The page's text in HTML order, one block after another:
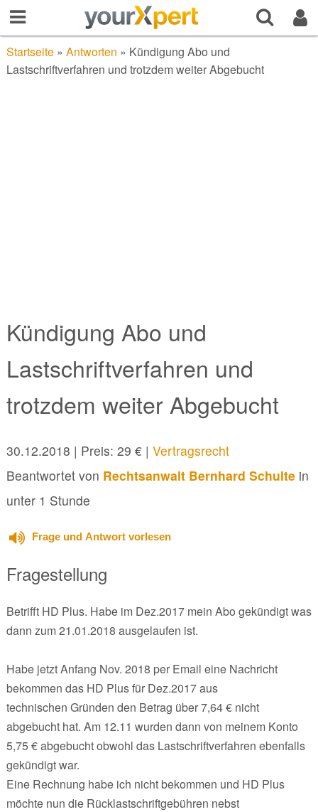
Startseite» Antworten » Kündigung Abo und
Lastschriftverfahren und trotzdem weiter Abgebucht
Kündigung Abo und
Lastschriftverfahren und
trotzdem weiter Abgebucht
30.12.2018 | Preis: 29 € | Vertragsrecht
Beantwortet von Rechtsanwalt Bernhard Schultein
unter 1 Stunde
Frage und Antwort vorlesen
Fragestellung
Betrifft HD Plus. Habe im Dez.2017 mein Abo gekündigt was
dann zum 21.01.2018 ausgelaufen ist.
Habe jetzt Anfang Nov. 2018 per Email eine Nachricht
bekommen das HD Plus für Dez.2017 aus
technischen Gründen den Betrag über 7,64 € nicht
abgebucht hat. Am 12.11 wurden dann von meinem Konto
5,75 € abgebucht obwohl das Lastschriftverfahren ebenfalls
gekündigt war.
Eine Rechnung habe ich nicht bekommen und HD Plus
möchte nun die Rücklastschriftgebühren nebst